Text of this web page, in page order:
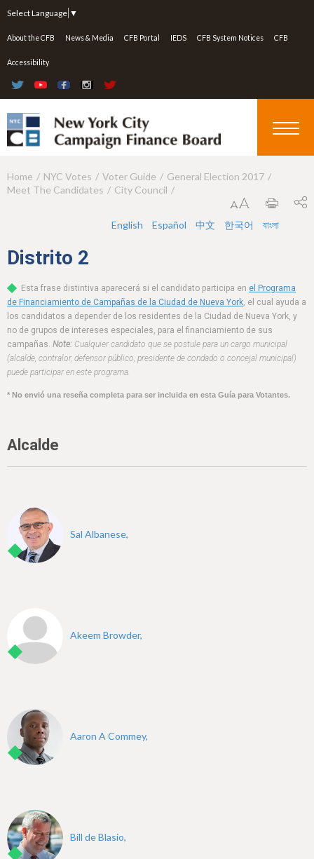
Select Language ▼
About the CFB News & Media CFB Portal IEDS CFB System Notices CFB
Accessibility
Y
a
e
h
e
r
e
Home NYC Votes Voter Guide
General Election 2017
Meet The Candidates
City Council
English Español 中文 한국어 বাংলা
Distrito 2
Esta frase distintiva aparecerá si el candidato participa en el Programa
de Financiamiento de Campañas de la Ciudad de Nueva York, el cual ayuda a
los candidatos a depender de los residentes de la Ciudad de Nueva York, y
no de grupos de intereses especiales, para el financiamiento de sus
campañas. Note: Cualquier candidato que se postule para un cargo municipal
(alcalde, contralor, defensor público, presidente de condado o concejal municipal)
puede participar en este programa.
* No envió una reseña completa para ser incluida en esta Guía para Votantes.
Alcalde
Sal Albanese,
Akeem Browder,
Aaron A Commey,
Bill de Blasio,